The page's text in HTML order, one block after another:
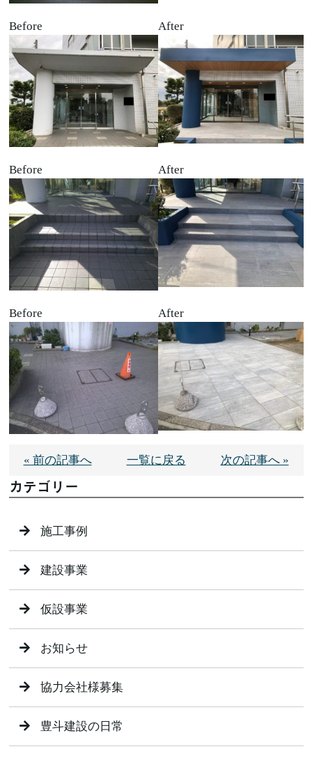
Before After
Before After
Before After
« 前の記事へ 一覧に戻る 次の記事へ »
カテゴリー
施工事例
建設事業
仮設事業
お知らせ
協力会社様募集
豊斗建設の日常